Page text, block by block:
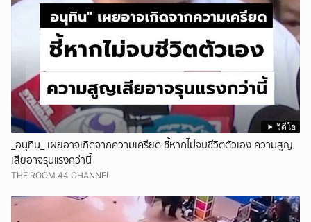
วิดีโอ
_อนุทิน_ เผยอาจเกิดจากความเครียด ชี้หากไม่จบชีวิตตัวเอง ความสูญ
เสียอาจรุนแรงกว่านี้
THE ROOM 44 CHANNEL